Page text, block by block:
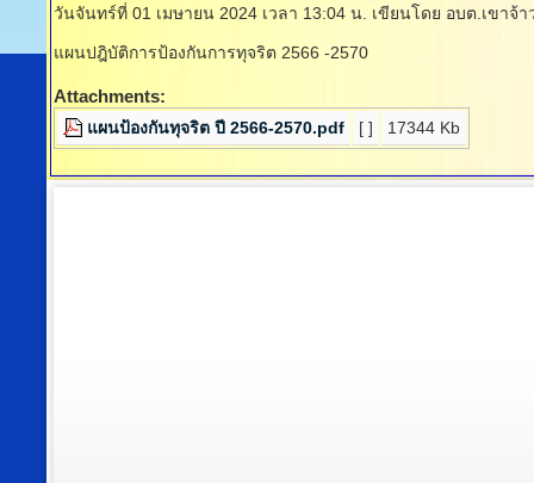
วันจันทร์ที่ 01 เมษายน 2024 เวลา 13:04 น. เขียนโดย อบต.เขาจ้า
แผนปฎิบัติการป้องกันการทุจริต 2566 -2570
Attachments:
แผนป้องกันทุจริต ปี 2566-2570.pdf [ ] 17344 Kb